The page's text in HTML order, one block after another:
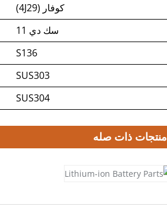
كوفار (4J29)
سك دي 11
S136
SUS303
SUS304
منتجات ذات صله